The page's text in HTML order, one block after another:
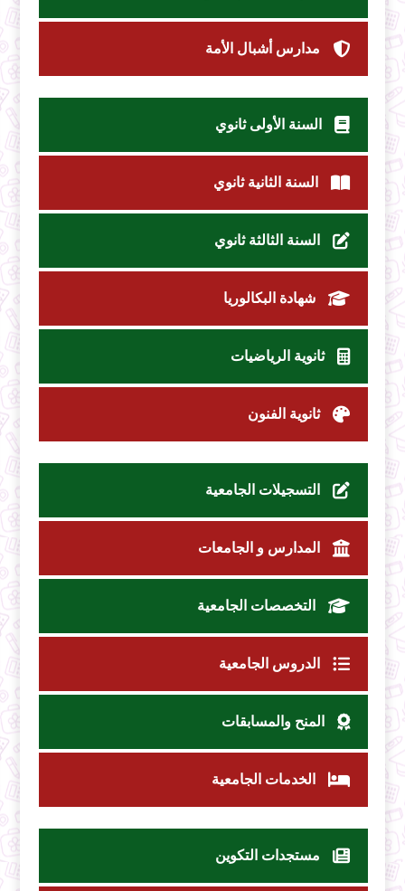
مدارس أشبال الأمة
السنة الأولى ثانوي
السنة الثانية ثانوي
السنة الثالثة ثانوي
شهادة البكالوريا
ثانوية الرياضيات
ثانوية الفنون
التسجيلات الجامعية
المدارس و الجامعات
التخصصات الجامعية
الدروس الجامعية
المنح والمسابقات
الخدمات الجامعية
مستجدات التكوين